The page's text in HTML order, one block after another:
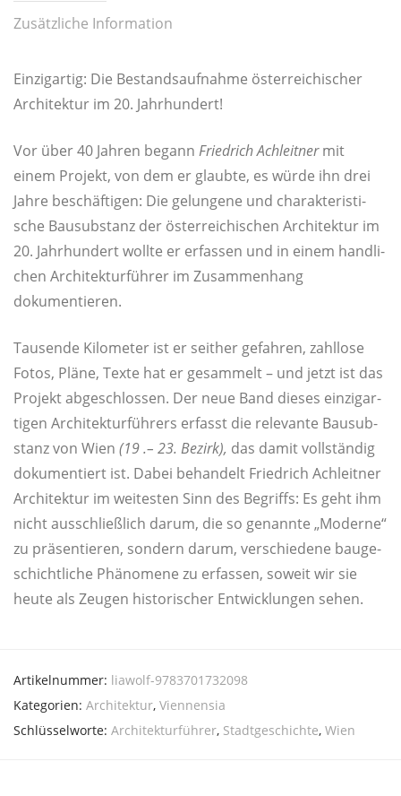
Zusätzliche Information
Ein­zig­ar­tig: Die Bestands­auf­nah­me öster­rei­chi­scher
Archi­tek­tur im 20. Jahrhundert!
Vor über 40 Jah­ren begann Fried­rich Ach­leit­nermit
einem Pro­jekt, von dem er glaub­te, es wür­de ihn drei
Jah­re beschäf­ti­gen: Die gelun­ge­ne und cha­rak­te­ris­ti­
sche Bau­sub­stanz der öster­rei­chi­schen Archi­tek­tur im
20. Jahr­hun­dert woll­te er erfas­sen und in einem hand­li­
chen Archi­tek­tur­füh­rer im Zusam­men­hang
dokumentieren.
Tau­sen­de Kilo­me­ter ist er seit­her gefah­ren, zahl­lo­se
Fotos, Plä­ne, Tex­te hat er gesam­melt – und jetzt ist das
Pro­jekt abge­schlos­sen. Der neue Band die­ses ein­zig­ar­
ti­gen Archi­tek­tur­füh­rers erfasst die rele­van­te Bau­sub­
stanz von Wien (19 .– 23. Bezirk), das damit voll­stän­dig
doku­men­tiert ist. Dabei behan­delt Fried­rich Ach­leit­ner
Archi­tek­tur im wei­tes­ten Sinn des Begriffs: Es geht ihm
nicht aus­schließ­lich dar­um, die so genann­te „Moder­ne“
zu prä­sen­tie­ren, son­dern dar­um, ver­schie­de­ne bau­ge­
schicht­li­che Phä­no­me­ne zu erfas­sen, soweit wir sie
heu­te als Zeu­gen his­to­ri­scher Ent­wick­lun­gen sehen.
Artikelnummer: liawolf-9783701732098
Kategorien: Architektur, Viennensia
Schlüsselworte: Architekturführer, Stadtgeschichte, Wien